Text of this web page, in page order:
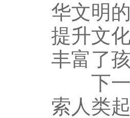
华文明
提升文
丰富了
下一
索人类